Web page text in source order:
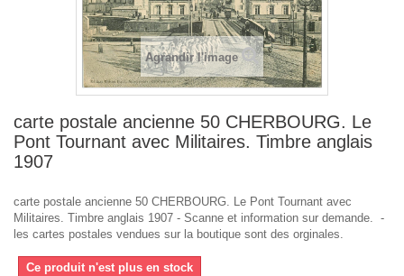
Agrandir l'image
carte postale ancienne 50 CHERBOURG. Le
Pont Tournant avec Militaires. Timbre anglais
1907
carte postale ancienne 50 CHERBOURG. Le Pont Tournant avec
Militaires. Timbre anglais 1907 - Scanne et information sur demande. -
les cartes postales vendues sur la boutique sont des orginales.
Ce produit n'est plus en stock